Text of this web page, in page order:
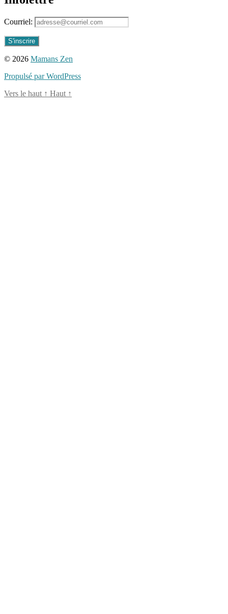
Courriel:
© 2026 Mamans Zen
Propulsé par WordPress
Vers le haut ↑ Haut ↑